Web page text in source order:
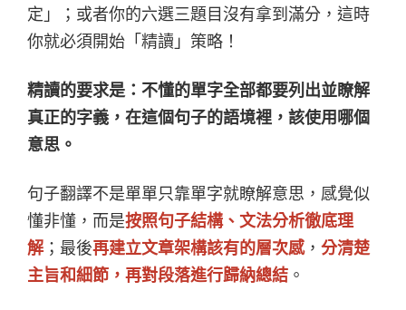
定」；或者你的六選三題目沒有拿到滿分，這時
你就必須開始「精讀」策略！
精讀的要求是：不懂的單字全部都要列出並瞭解
真正的字義，在這個句子的語境裡，該使用哪個
意思。
句子翻譯不是單單只靠單字就瞭解意思，感覺似
懂非懂，而是按照句子結構、文法分析徹底理
解 ；最後再建立文章架構該有的層次感， 分清楚
主旨和細節，再對段落進行歸納總結 。